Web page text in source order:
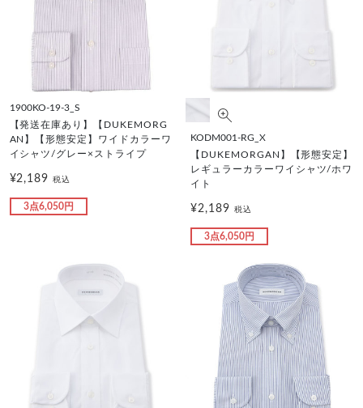
1900KO-19-3_S
【発送在庫あり】【DUKEMORG
AN】【形態安定】ワイドカラーワ
イシャツ/グレー×ストライプ
¥2,189税込
3点6,050円
KODM001-RG_X
【DUKEMORGAN】【形態安定】
レギュラーカラーワイシャツ/ホワ
イト
¥2,189 税込
3点6,050円